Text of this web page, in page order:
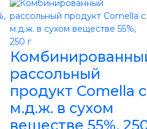
рассольный
продукт Comella с
м.д.ж. в сухом
веществе 55%,